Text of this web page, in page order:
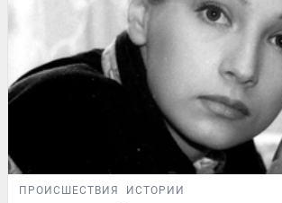
ПРОИСШЕСТВИЯ ИСТОРИИ